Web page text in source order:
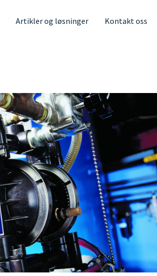
Artikler og løsninger Kontakt oss